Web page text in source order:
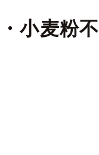
小麦粉不